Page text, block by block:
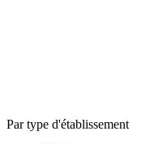
Par type d'établissement